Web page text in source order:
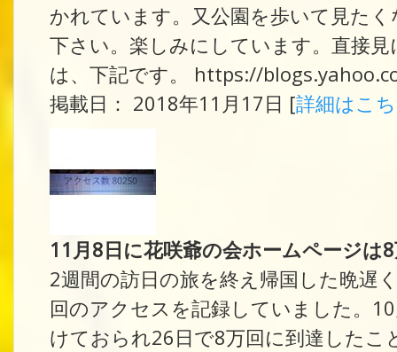
かれています。又公園を歩いて見た
下さい。楽しみにしています。直接
は、下記です。 https://
掲載日： 2018年11月17日 [詳細はこ
11月8日に花咲爺の会ホームページ
2週間の訪日の旅を終え帰国した晩遅
回のアクセスを記録していました。
けておられ26日で8万回に到達した